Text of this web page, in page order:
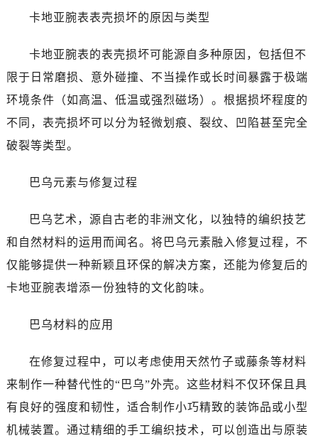
卡地亚腕表表壳损坏的原因与类型
卡地亚腕表的表壳损坏可能源自多种原因，包括但不
限于日常磨损、意外碰撞、不当操作或长时间暴露于极端
环境条件（如高温、低温或强烈磁场）。根据损坏程度的
不同，表壳损坏可以分为轻微划痕、裂纹、凹陷甚至完全
破裂等类型。
巴乌元素与修复过程
巴乌艺术，源自古老的非洲文化，以独特的编织技艺
和自然材料的运用而闻名。将巴乌元素融入修复过程，不
仅能够提供一种新颖且环保的解决方案，还能为修复后的
卡地亚腕表增添一份独特的文化韵味。
巴乌材料的应用
在修复过程中，可以考虑使用天然竹子或藤条等材料
来制作一种替代性的“巴乌”外壳。这些材料不仅环保且具
有良好的强度和韧性，适合制作小巧精致的装饰品或小型
机械装置。通过精细的手工编织技术，可以创造出与原装